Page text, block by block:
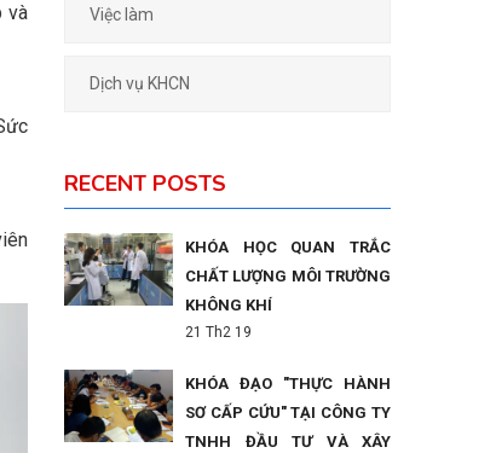
và
Việc làm
Dịch vụ KHCN
RECENT POSTS
KHÓA HỌC QUAN TRẮC
CHẤT LƯỢNG MÔI TRƯỜNG
KHÔNG KHÍ
21 Th2 19
KHÓA ĐẠO "THỰC HÀNH
SƠ CẤP CỨU" TẠI CÔNG TY
TNHH ĐẦU TƯ VÀ XÂY